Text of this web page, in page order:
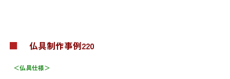
■ 仏具制作事例220
＜仏具仕様＞